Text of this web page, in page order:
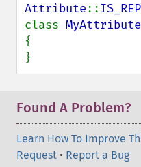
Attribute::
class
{
}
Found A Problem?
Learn How To Improve
Request • Report a Bug